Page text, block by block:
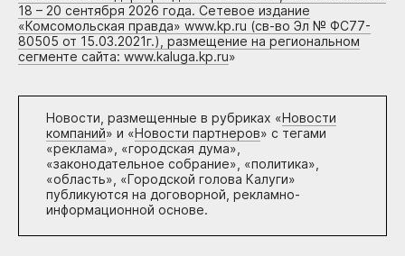
18 – 20 сентября 2026 года. Сетевое издание
«Комсомольская правда» www.kp.ru (св-во Эл № ФС77-
80505 от 15.03.2021г.), размещение на региональном
сегменте сайта: www.kaluga.kp.ru»
Новости, размещенные в рубриках «Новости
компаний» и «Новости партнеров» с тегами
«реклама», «городская дума»,
«законодательное собрание», «политика»,
«область», «Городской голова Калуги»
публикуются на договорной, рекламно-
информационной основе.